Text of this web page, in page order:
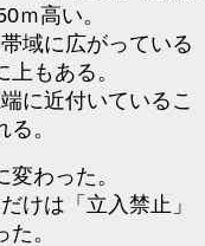
ｍ高い。
域に広がっている
もある。
に近付いているこ
。
わった。
けは「立入禁止」
。